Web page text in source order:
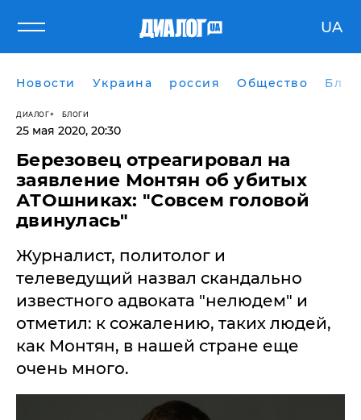
UA
Новости Украина россия Общество
ДИАЛОГ БЛОГИ
25 мая 2020, 20:30
Березовец отреагировал на
заявление Монтян об убитых
АТОшниках: "Совсем головой
двинулась"
Журналист, политолог и
телеведущий назвал скандально
известного адвоката "нелюдем" и
отметил: к сожалению, таких людей,
как Монтян, в нашей стране еще
очень много.